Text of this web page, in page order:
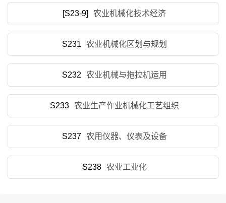
[S23-9] 农业机械化技术经济
S231 农业机械化区划与规划
S232 农业机械与拖拉机运用
S233 农业生产作业机械化工艺组织
S237 农用仪器、仪表及设备
S238 农业工业化